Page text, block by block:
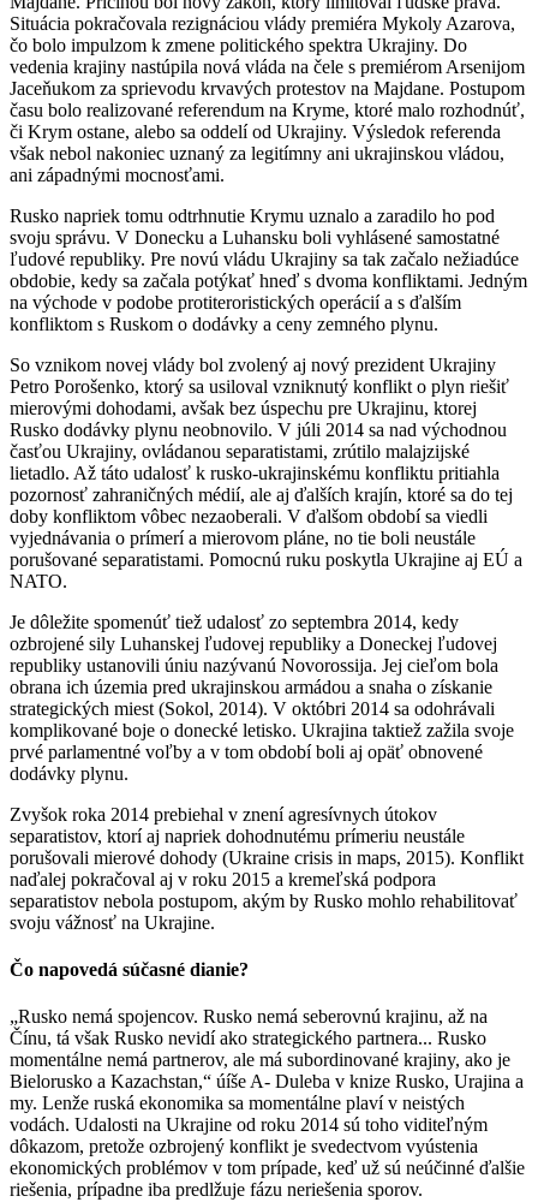
Situácia pokračovala rezignáciou vlády premiéra Mykoly Azarova,
čo bolo impulzom k zmene politického spektra Ukrajiny. Do
vedenia krajiny nastúpila nová vláda na čele s premiérom Arsenijom
Jaceňukom za sprievodu krvavých protestov na Majdane. Postupom
času bolo realizované referendum na Kryme, ktoré malo rozhodnúť,
či Krym ostane, alebo sa oddelí od Ukrajiny. Výsledok referenda
však nebol nakoniec uznaný za legitímny ani ukrajinskou vládou,
ani západnými mocnosťami.
Rusko napriek tomu odtrhnutie Krymu uznalo a zaradilo ho pod
svoju správu. V Donecku a Luhansku boli vyhlásené samostatné
ľudové republiky. Pre novú vládu Ukrajiny sa tak začalo nežiadúce
obdobie, kedy sa začala potýkať hneď s dvoma konfliktami. Jedným
na východe v podobe protiteroristických operácií a s ďalším
konfliktom s Ruskom o dodávky a ceny zemného plynu.
So vznikom novej vlády bol zvolený aj nový prezident Ukrajiny
Petro Porošenko, ktorý sa usiloval vzniknutý konflikt o plyn riešiť
mierovými dohodami, avšak bez úspechu pre Ukrajinu, ktorej
Rusko dodávky plynu neobnovilo. V júli 2014 sa nad východnou
časťou Ukrajiny, ovládanou separatistami, zrútilo malajzijské
lietadlo. Až táto udalosť k rusko-ukrajinskému konfliktu pritiahla
pozornosť zahraničných médií, ale aj ďalších krajín, ktoré sa do tej
doby konfliktom vôbec nezaoberali. V ďalšom období sa viedli
vyjednávania o prímerí a mierovom pláne, no tie boli neustále
porušované separatistami. Pomocnú ruku poskytla Ukrajine aj EÚ a
NATO.
Je dôležite spomenúť tiež udalosť zo septembra 2014, kedy
ozbrojené sily Luhanskej ľudovej republiky a Doneckej ľudovej
republiky ustanovili úniu nazývanú Novorossija. Jej cieľom bola
obrana ich územia pred ukrajinskou armádou a snaha o získanie
strategických miest (Sokol, 2014). V októbri 2014 sa odohrávali
komplikované boje o donecké letisko. Ukrajina taktiež zažila svoje
prvé parlamentné voľby a v tom období boli aj opäť obnovené
dodávky plynu.
Zvyšok roka 2014 prebiehal v znení agresívnych útokov
separatistov, ktorí aj napriek dohodnutému prímeriu neustále
porušovali mierové dohody (Ukraine crisis in maps, 2015). Konflikt
naďalej pokračoval aj v roku 2015 a kremeľská podpora
separatistov nebola postupom, akým by Rusko mohlo rehabilitovať
svoju vážnosť na Ukrajine.
Čo napovedá súčasné dianie?
„Rusko nemá spojencov. Rusko nemá seberovnú krajinu, až na
Čínu, tá však Rusko nevidí ako strategického partnera... Rusko
momentálne nemá partnerov, ale má subordinované krajiny, ako je
Bielorusko a Kazachstan,“ úíše A- Duleba v knize Rusko, Urajina a
my. Lenže ruská ekonomika sa momentálne plaví v neistých
vodách. Udalosti na Ukrajine od roku 2014 sú toho viditeľným
dôkazom, pretože ozbrojený konflikt je svedectvom vyústenia
ekonomických problémov v tom prípade, keď už sú neúčinné ďalšie
riešenia, prípadne iba predlžuje fázu neriešenia sporov.